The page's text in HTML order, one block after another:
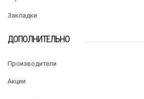
Закладки
ДОПОЛНИТЕЛЬНО
Производители
Акции